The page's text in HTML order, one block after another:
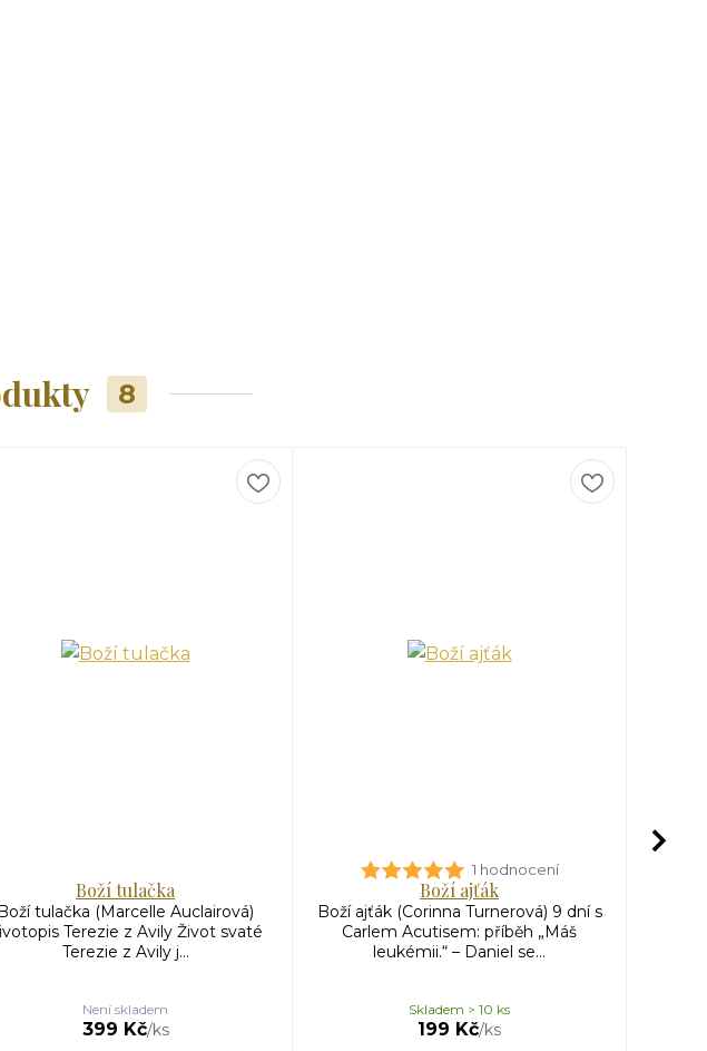
8
Boží tulačka
tulačka (Marcelle Auclairová)
Terezie z Avily Život svaté
Terezie z Avily j...
399 Kč/ks
Není skladem
1 hodnocení
Boží ajťák
Boží ajťák (Corinna Turnerová) 9 dní s
Carlem Acutisem: příběh „Máš
leukémii.“ – Daniel se...
199 Kč/ks
Skladem > 10 ks